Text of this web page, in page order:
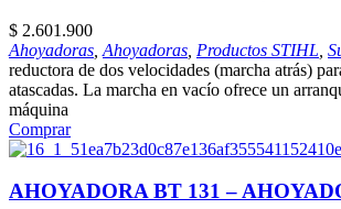
$ 2.601.900
Ahoyadoras Ahoyadoras Productos STIHL
reductora de dos velocidades (marcha atrás)
atascadas. La marcha en vacío ofrece un
máquina
Comprar
AHOYADORA BT 131 –